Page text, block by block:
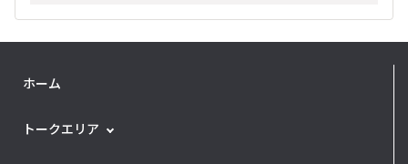
ホーム
トークエリア